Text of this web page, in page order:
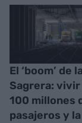
El ‘boom’ de
Sagrera:
100 millones
pasajeros y la